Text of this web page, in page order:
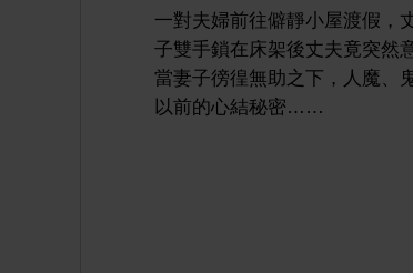
一對夫婦前往僻靜小屋渡假，
子雙手鎖在床架後丈夫竟突然
當妻子徬徨無助之下，人魔、
以前的心結秘密……